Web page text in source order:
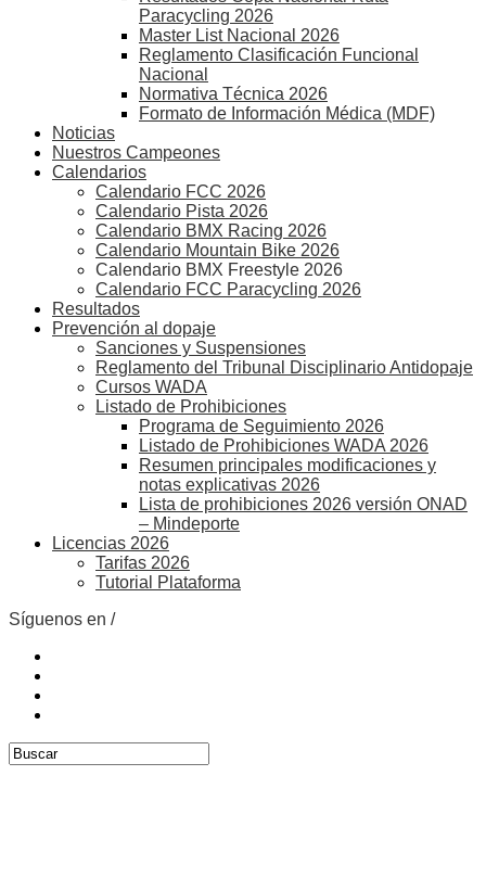
Paracycling 2026
Master List Nacional 2026
Reglamento Clasificación Funcional
Nacional
Normativa Técnica 2026
Formato de Información Médica (MDF)
Noticias
Nuestros Campeones
Calendarios
Calendario FCC 2026
Calendario Pista 2026
Calendario BMX Racing 2026
Calendario Mountain Bike 2026
Calendario BMX Freestyle 2026
Calendario FCC Paracycling 2026
Resultados
Prevención al dopaje
Sanciones y Suspensiones
Reglamento del Tribunal Disciplinario Antidopaje
Cursos WADA
Listado de Prohibiciones
Programa de Seguimiento 2026
Listado de Prohibiciones WADA 2026
Resumen principales modificaciones y
notas explicativas 2026
Lista de prohibiciones 2026 versión ONAD
– Mindeporte
Licencias 2026
Tarifas 2026
Tutorial Plataforma
Síguenos en /